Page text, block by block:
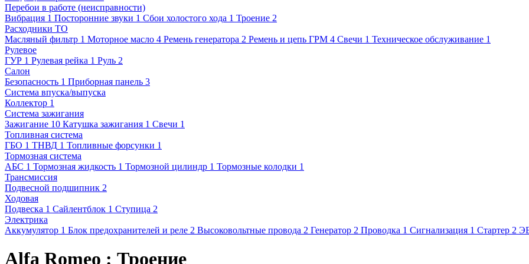
Перебои в работе (неисправности)
Вибрация 1 Посторонние звуки 1 Сбои холостого хода 1 Троение 2
Расходники ТО
Масляный фильтр 1 Моторное масло 4 Ремень генератора 2 Ремень и цепь ГРМ 4 Свечи 1 Техническое обслуживание 1
Рулевое
ГУР 1 Рулевая рейка 1 Руль 2
Салон
Безопасность 1 Приборная панель 3
Система впуска/выпуска
Коллектор 1
Система зажигания
Зажигание 10 Катушка зажигания 1 Свечи 1
Топливная система
ГБО 1 ТНВД 1 Топливные форсунки 1
Тормозная система
АБС 1 Тормозная жидкость 1 Тормозной цилиндр 1 Тормозные колодки 1
Трансмиссия
Подвесной подшипник 2
Ходовая
Подвеска 1 Сайлентблок 1 Ступица 2
Электрика
Аккумулятор 1 Блок предохранителей и реле 2 Высоковольтные провода 2 Генератор 2 Проводка 1 Сигнализация 1 Стартер 2
Alfa Romeo : Троение